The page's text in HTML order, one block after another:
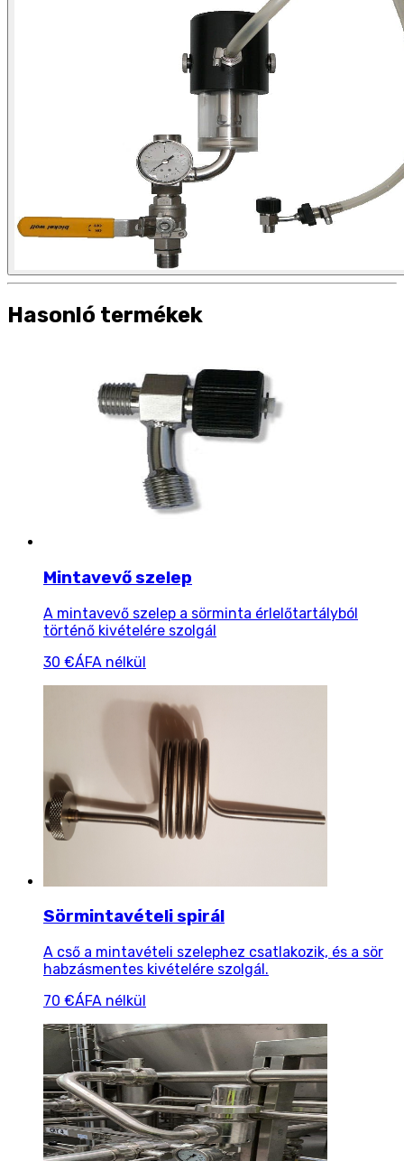
Hasonló termékek
Mintavevő szelep
A mintavevő szelep a sörminta érlelőtartályból
történő kivételére szolgál
30 €ÁFA nélkül
Sörmintavételi spirál
A cső a mintavételi szelephez csatlakozik, és a sör
habzásmentes kivételére szolgál.
70 €ÁFA nélkül